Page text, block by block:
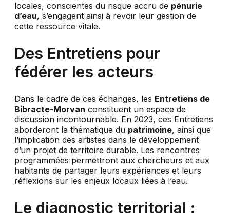
locales, conscientes du risque accru de pénurie
d’eau, s’engagent ainsi à revoir leur gestion de
cette ressource vitale.
Des Entretiens pour
fédérer les acteurs
Dans le cadre de ces échanges, les Entretiens de
Bibracte-Morvan constituent un espace de
discussion incontournable. En 2023, ces Entretiens
aborderont la thématique du patrimoine, ainsi que
l’implication des artistes dans le développement
d’un projet de territoire durable. Les rencontres
programmées permettront aux chercheurs et aux
habitants de partager leurs expériences et leurs
réflexions sur les enjeux locaux liées à l’eau.
Le diagnostic territorial :